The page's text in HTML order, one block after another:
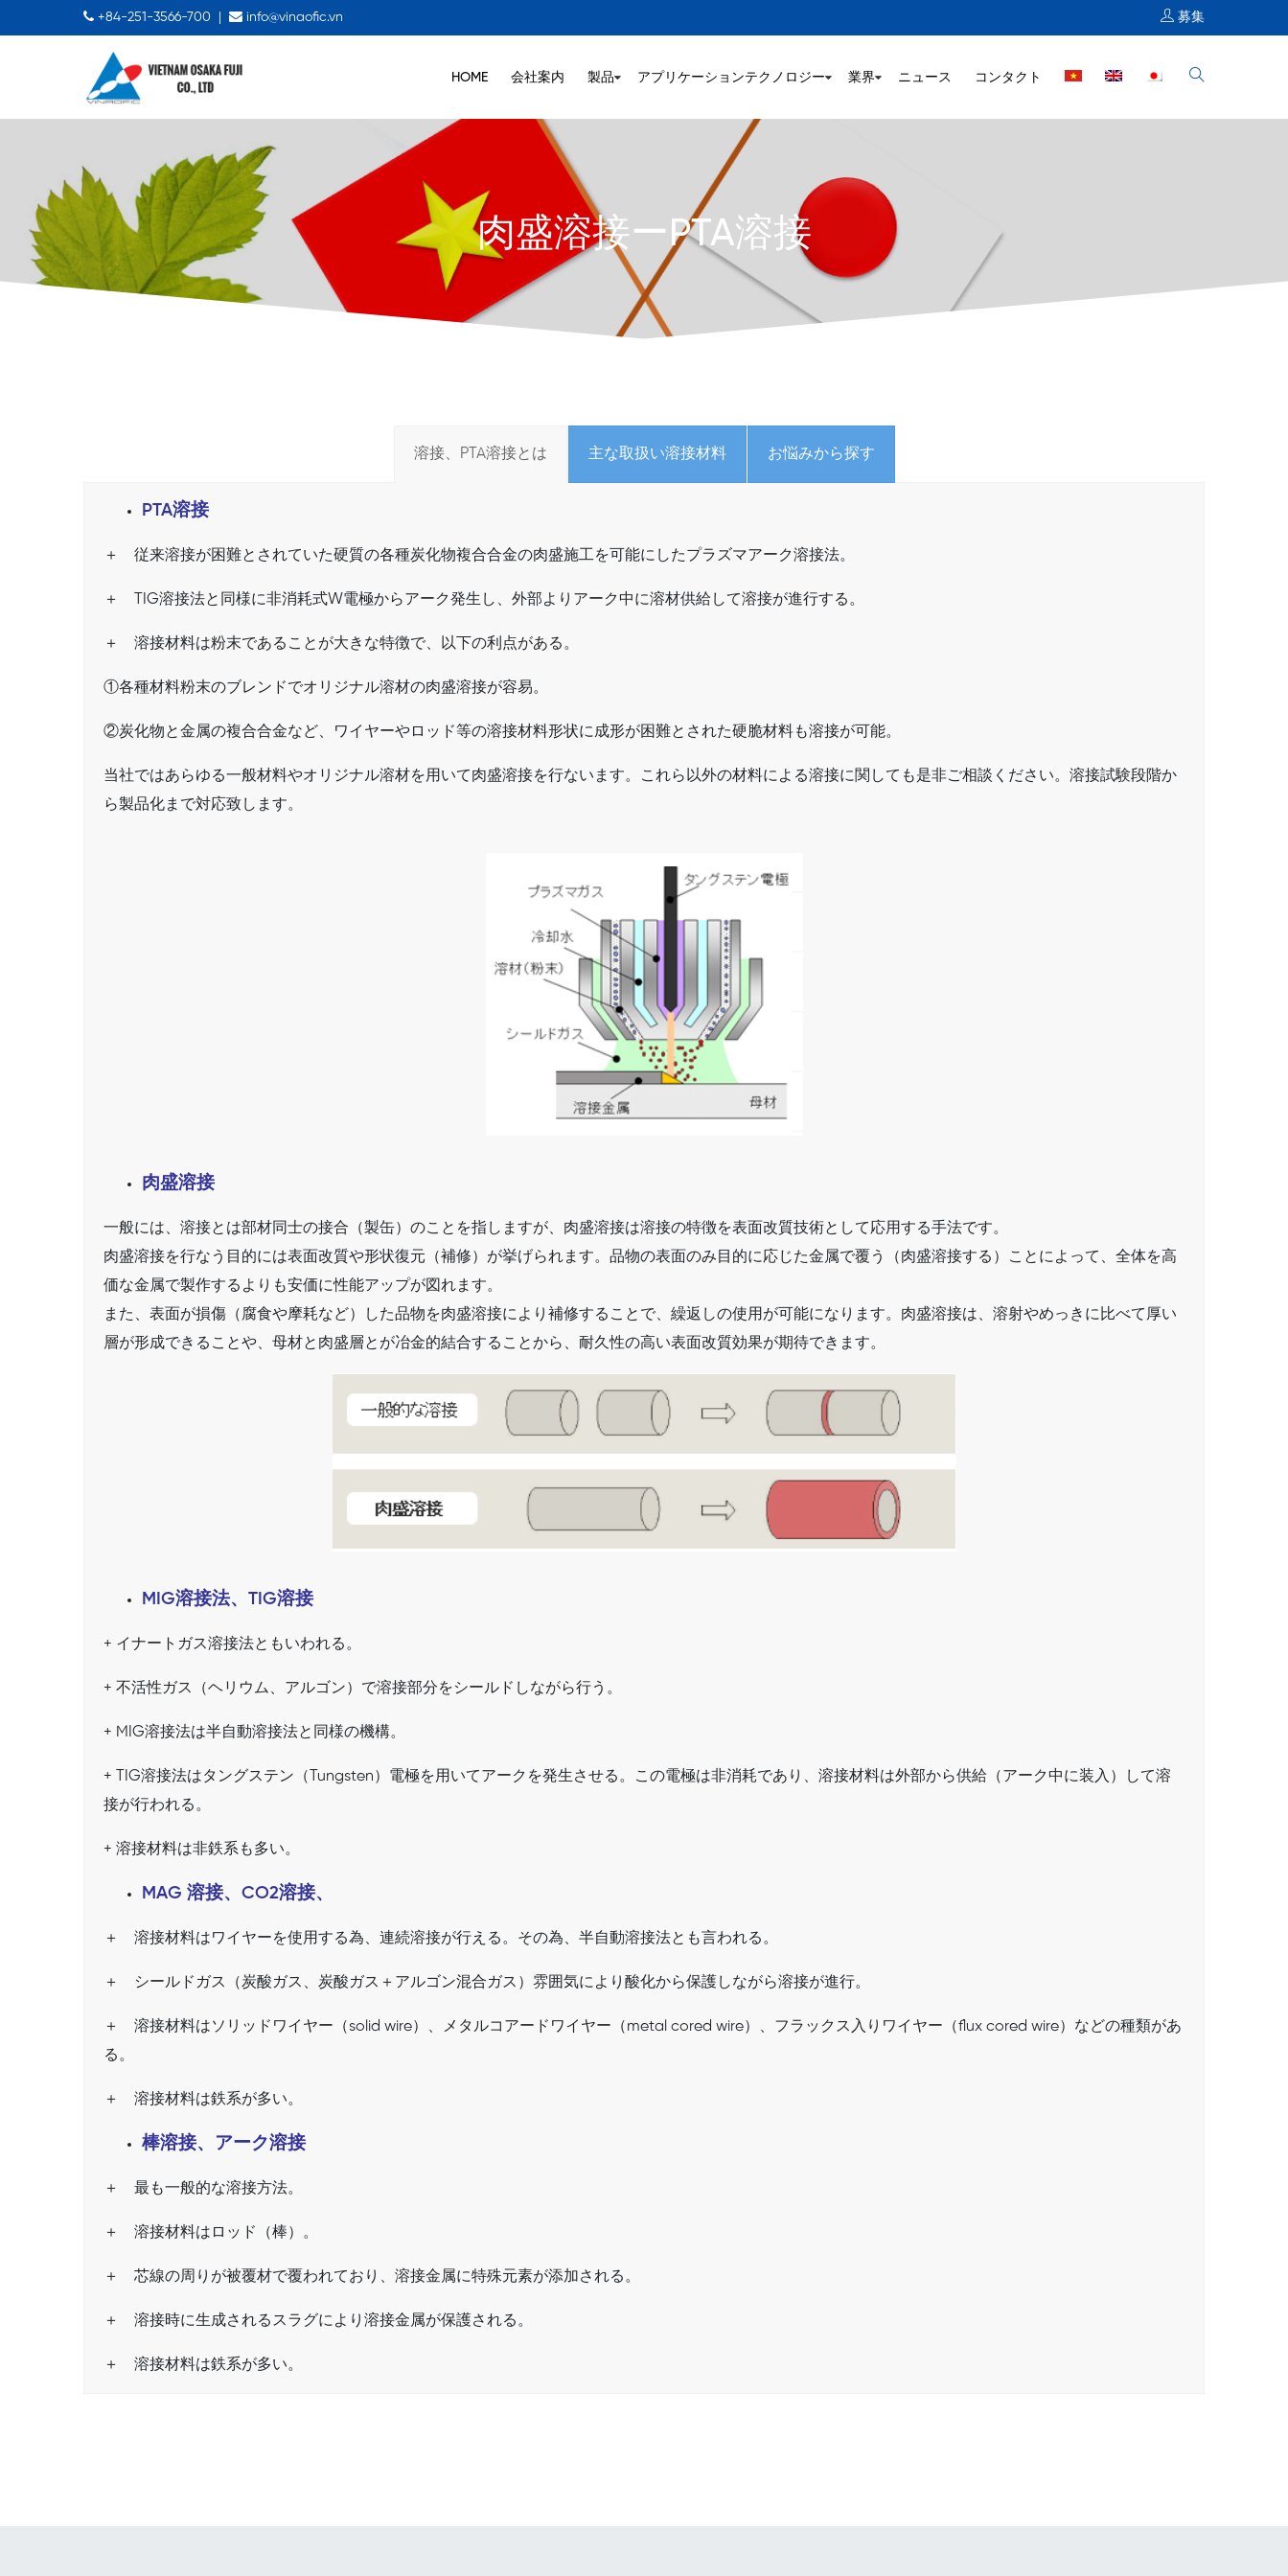
+84-251-3566-700 info@vinaofic.vn 募集
HOME 会社案内 製品 アプリケーションテクノロジー 業界 ニュース コンタクト
肉盛溶接ーPTA溶接
溶接、PTA溶接とは 主な取扱い溶接材料 お悩みから探す
PTA溶接
＋ 従来溶接が困難とされていた硬質の各種炭化物複合合金の肉盛施工を可能にしたプラズマアーク溶接法。
＋ TIG溶接法と同様に非消耗式W電極からアーク発生し、外部よりアーク中に溶材供給して溶接が進行する。
＋ 溶接材料は粉末であることが大きな特徴で、以下の利点がある。
①各種材料粉末のブレンドでオリジナル溶材の肉盛溶接が容易。
②炭化物と金属の複合合金など、ワイヤーやロッド等の溶接材料形状に成形が困難とされた硬脆材料も溶接が可能。
当社ではあらゆる一般材料やオリジナル溶材を用いて肉盛溶接を行ないます。これら以外の材料による溶接に関しても是非ご相談ください。溶接試験段階か
ら製品化まで対応致します。
肉盛溶接
一般には、溶接とは部材同士の接合（製缶）のことを指しますが、肉盛溶接は溶接の特徴を表面改質技術として応用する手法です。
肉盛溶接を行なう目的には表面改質や形状復元（補修）が挙げられます。品物の表面のみ目的に応じた金属で覆う（肉盛溶接する）ことによって、全体を高
価な金属で製作するよりも安価に性能アップが図れます。
また、表面が損傷（腐食や摩耗など）した品物を肉盛溶接により補修することで、繰返しの使用が可能になります。肉盛溶接は、溶射やめっきに比べて厚い
層が形成できることや、母材と肉盛層とが冶金的結合することから、耐久性の高い表面改質効果が期待できます。
MIG溶接法、TIG溶接
+ イナートガス溶接法ともいわれる。
+ 不活性ガス（ヘリウム、アルゴン）で溶接部分をシールドしながら行う。
+ MIG溶接法は半自動溶接法と同様の機構。
+ TIG溶接法はタングステン（Tungsten）電極を用いてアークを発生させる。この電極は非消耗であり、溶接材料は外部から供給（アーク中に装入）して溶
接が行われる。
+ 溶接材料は非鉄系も多い。
MAG 溶接、CO2溶接、
＋ 溶接材料はワイヤーを使用する為、連続溶接が行える。その為、半自動溶接法とも言われる。
＋ シールドガス（炭酸ガス、炭酸ガス＋アルゴン混合ガス）雰囲気により酸化から保護しながら溶接が進行。
＋ 溶接材料はソリッドワイヤー（solid wire）、メタルコアードワイヤー（metal cored wire）、フラックス入りワイヤー（flux cored wire）などの種類があ
る。
＋ 溶接材料は鉄系が多い。
棒溶接、アーク溶接
＋ 最も一般的な溶接方法。
＋ 溶接材料はロッド（棒）。
＋ 芯線の周りが被覆材で覆われており、溶接金属に特殊元素が添加される。
＋ 溶接時に生成されるスラグにより溶接金属が保護される。
＋ 溶接材料は鉄系が多い。